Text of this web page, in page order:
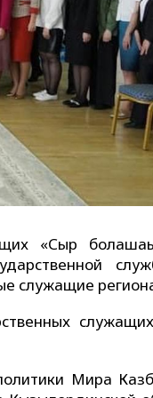
«Сыр
служащие
Мира